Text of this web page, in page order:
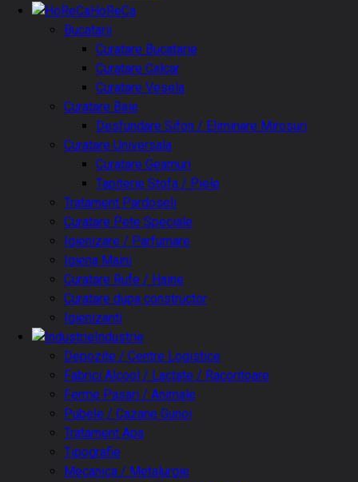
HoReCa
Bucatarii
Curatare Bucatarie
Curatare Calcar
Curatare Vesela
Curatare Baie
Desfundare Sifon / Eliminare Mirosuri
Curatare Universala
Curatare Geamuri
Tapiterie Stofa / Piele
Tratament Pardoseli
Curatare Pete Speciale
Igienizare / Parfumare
Igiena Maini
Curatare Rufe / Haine
Curatare dupa constructor
Igienizanti
Industrie
Depozite / Centre Logistice
Fabrici Alcool / Lactate / Racoritoare
Ferme Pasari / Animale
Pubele / Cazane Gunoi
Tratament Apa
Tipografie
Mecanica / Metalurgie